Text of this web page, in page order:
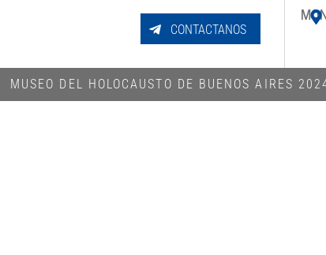
CONTACTANOS
MUSEO DEL HOLOCAUSTO DE BUENOS AIRES